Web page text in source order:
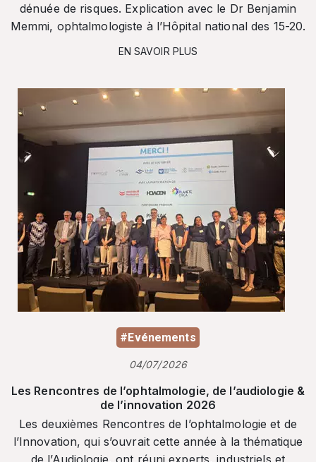
dénuée de risques. Explication avec le Dr Benjamin
Memmi, ophtalmologiste à l’Hôpital national des 15-20.
EN SAVOIR PLUS
#Evénements
04/07/2026
Les Rencontres de l’ophtalmologie, de l’audiologie &
de l’innovation 2026
Les deuxièmes Rencontres de l’ophtalmologie et de
l’Innovation, qui s’ouvrait cette année à la thématique
de l’Audiologie, ont réuni experts, industriels et